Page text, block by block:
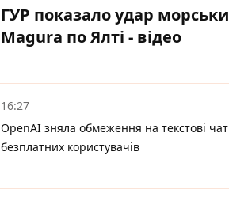
ГУР показало удар
Magura по Ялті - відео
16:27
OpenAI зняла обмеження на текстові
безплатних користувачів